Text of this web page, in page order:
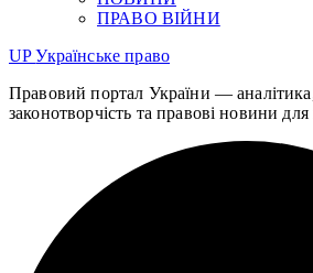
ПРАВО ВІЙНИ
UPУкраїнське право
Правовий портал України —
законотворчість та правові новини